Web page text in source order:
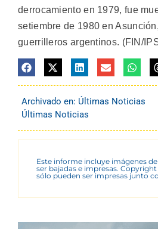
derrocamiento en 1979, fue
setiembre de 1980 en
guerrilleros argentinos. (FIN/
Archivado en: Últimas Noticias
Últimas Noticias
Este informe incluye imágenes
ser bajadas e impresas.
sólo pueden ser impresas junto